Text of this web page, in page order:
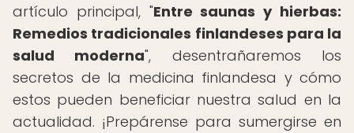
artículo principal, "Entre saunas y hierbas:
Remedios tradicionales finlandeses para la
salud moderna", desentrañaremos los
secretos de la medicina finlandesa y cómo
estos pueden beneficiar nuestra salud en la
actualidad. ¡Prepárense para sumergirse en